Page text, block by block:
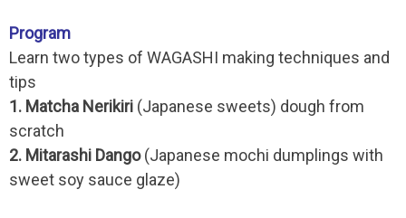
Program
Learn two types of WAGASHI making techniques and
tips
1. Matcha Nerikiri (Japanese sweets) dough from
scratch
2. Mitarashi Dango(Japanese mochi dumplings with
sweet soy sauce glaze)